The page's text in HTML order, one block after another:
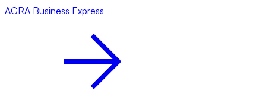
AGRA Business Express